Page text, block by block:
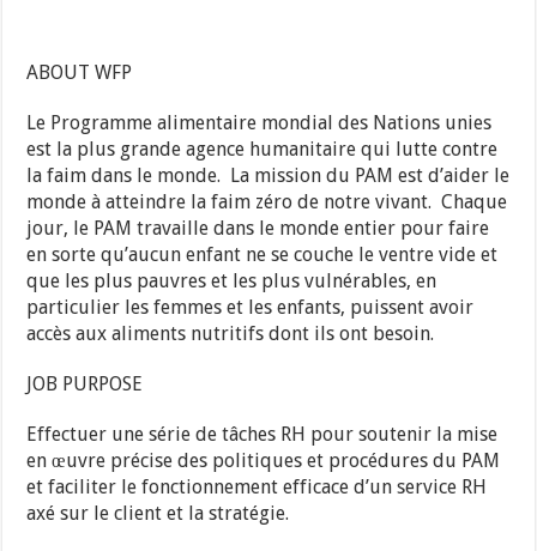
ABOUT WFP
Le Programme alimentaire mondial des Nations unies
est la plus grande agence humanitaire qui lutte contre
la faim dans le monde. La mission du PAM est d’aider le
monde à atteindre la faim zéro de notre vivant. Chaque
jour, le PAM travaille dans le monde entier pour faire
en sorte qu’aucun enfant ne se couche le ventre vide et
que les plus pauvres et les plus vulnérables, en
particulier les femmes et les enfants, puissent avoir
accès aux aliments nutritifs dont ils ont besoin.
JOB PURPOSE
Effectuer une série de tâches RH pour soutenir la mise
en œuvre précise des politiques et procédures du PAM
et faciliter le fonctionnement efficace d’un service RH
axé sur le client et la stratégie.